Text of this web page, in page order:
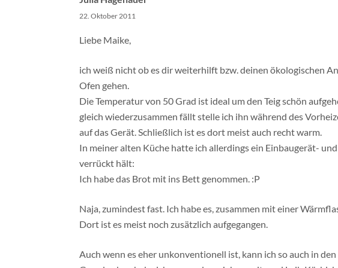
22. Oktober 2011
Liebe Maike,
ich weiß nicht ob es dir weiterhilft bzw. deinen ökologischen
Ofen gehen.
Die Temperatur von 50 Grad ist ideal um den Teig schön
gleich wiederzusammen fällt stelle ich ihn während des
auf das Gerät. Schließlich ist es dort meist auch recht warm.
In meiner alten Küche hatte ich allerdings ein Einbaugerät-
verrückt hält:
Ich habe das Brot mit ins Bett genommen. :P
Naja, zumindest fast. Ich habe es, zusammen mit einer
Dort ist es meist noch zusätzlich aufgegangen.
Auch wenn es eher unkonventionell ist, kann ich so auch in